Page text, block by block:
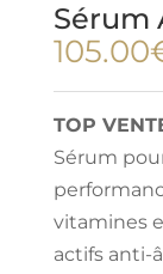
Sérum
105.00
TOP
Sérum
vitamines
actifs anti-